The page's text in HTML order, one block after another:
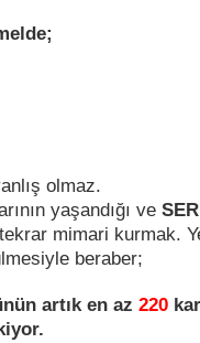
olmaz.
yaşandığı ve
mimari kurmak.
beraber;
artık en az 220